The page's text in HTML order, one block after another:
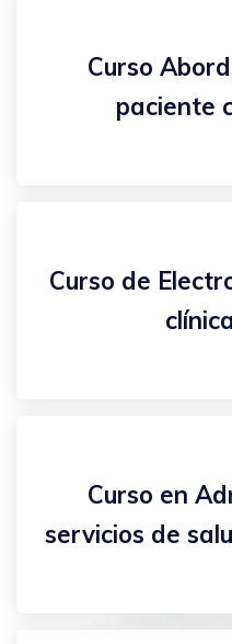
Curso
paciente
Curso de
Curso en
servicios de